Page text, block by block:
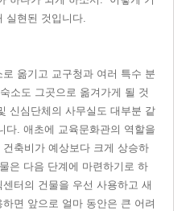
실현된 것입니다.
옮기고 교구청과 여러 특수 분
소도 그곳으로 옮겨가게 될 것
신심단체의 사무실도 대부분 같
다. 애초에 교육문화관의 역할을
축비가 예상보다 크게 상승하
은 다음 단계에 마련하기로 하
터의 건물을 우선 사용하고 새
면 앞으로 얼마 동안은 큰 어려